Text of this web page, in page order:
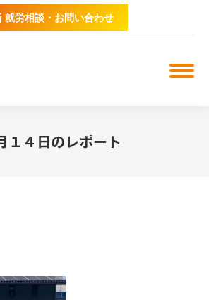
就労相談・お問い合わせ
１４日のレポート